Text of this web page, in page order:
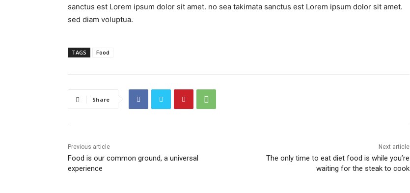
sanctus est Lorem ipsum dolor sit amet. no sea takimata sanctus est Lorem ipsum dolor sit amet.
sed diam voluptua.
TAGS Food
Share
Previous article
Food is our common ground, a universal
experience
Next article
The only time to eat diet food is while you’re
waiting for the steak to cook